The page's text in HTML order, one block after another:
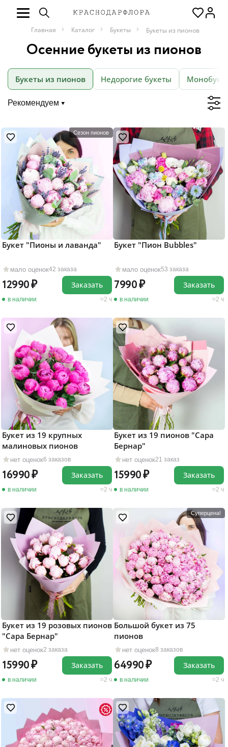
Главная Каталог Букеты Букеты из пионов
Осенние букеты из пионов
Букеты из пионов Недорогие букеты
Рекомендуем
Сезон пионов
мало оценок42 заказа
Букет "Пионы и лаванда"
12990
в наличии 2 ч
Заказать
мало оценок53 заказа
Букет "Пион Bubbles"
7990
в наличии 2 ч
Заказать
нет оценок6 заказов
Букет из 19 крупных
малиновых пионов
16990
в наличии 2 ч
Заказать
нет оценок21 заказ
Букет из 19 пионов "Сара
Бернар"
15990
в наличии 2 ч
Заказать
нет оценок2 заказа
Букет из 19 розовых пионов
"Сара Бернар"
15990
в наличии 2 ч
Заказать
Суперцена!
нет оценок8 заказов
Большой букет из 75
пионов
64990
в наличии 2 ч
Заказать